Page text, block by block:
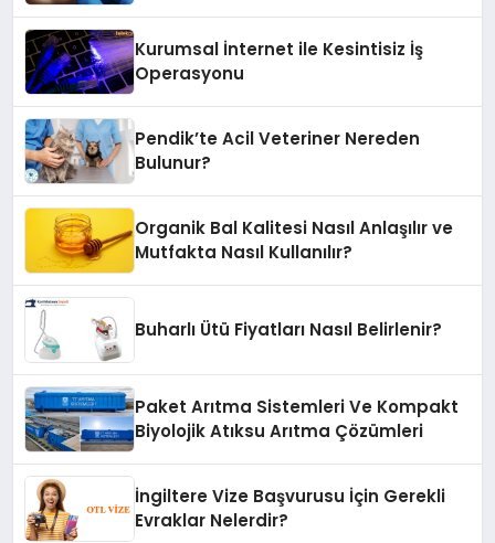
Kurumsal İnternet ile Kesintisiz İş
Operasyonu
Pendik’te Acil Veteriner Nereden
Bulunur?
Organik Bal Kalitesi Nasıl Anlaşılır ve
Mutfakta Nasıl Kullanılır?
Buharlı Ütü Fiyatları Nasıl Belirlenir?
Paket Arıtma Sistemleri Ve Kompakt
Biyolojik Atıksu Arıtma Çözümleri
İngiltere Vize Başvurusu İçin Gerekli
Evraklar Nelerdir?